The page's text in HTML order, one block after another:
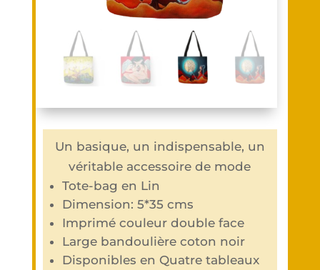
Un basique, un indispensable, un
véritable accessoire de mode
Tote-bag en Lin
Dimension: 5*35 cms
Imprimé couleur double face
Large bandoulière coton noir
Disponibles en Quatre tableaux